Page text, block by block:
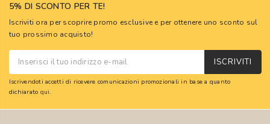
5% DI SCONTO PER TE!
Iscriviti ora per scoprire promo esclusive e per ottenere uno sconto sul
tuo prossimo acquisto!
ISCRIVITI
Iscrivendoti accetti di ricevere comunicazioni promozionali in base a quanto
dichiarato qui.